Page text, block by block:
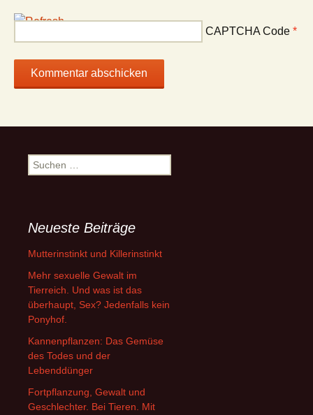
CAPTCHA Code *
Suchen
nach:
Neueste Beiträge
Mutterinstinkt und Killerinstinkt
Mehr sexuelle Gewalt im
Tierreich. Und was ist das
überhaupt, Sex? Jedenfalls kein
Ponyhof.
Kannenpflanzen: Das Gemüse
des Todes und der
Lebenddünger
Fortpflanzung, Gewalt und
Geschlechter. Bei Tieren. Mit